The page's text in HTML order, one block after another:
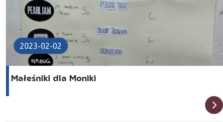
2023-02-02
Małeśniki dla Moniki